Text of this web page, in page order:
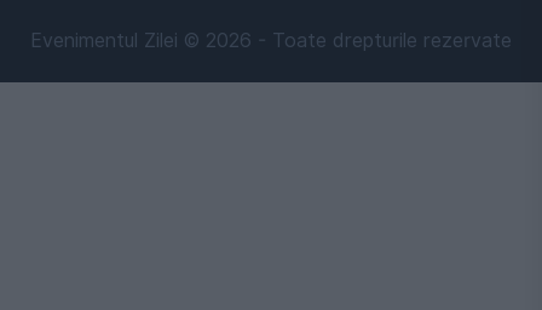
Evenimentul Zilei © 2026 - Toate drepturile rezervate